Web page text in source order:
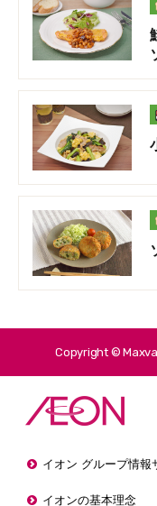
Copyright ©
イオン グループ情報
イオンの基本理念